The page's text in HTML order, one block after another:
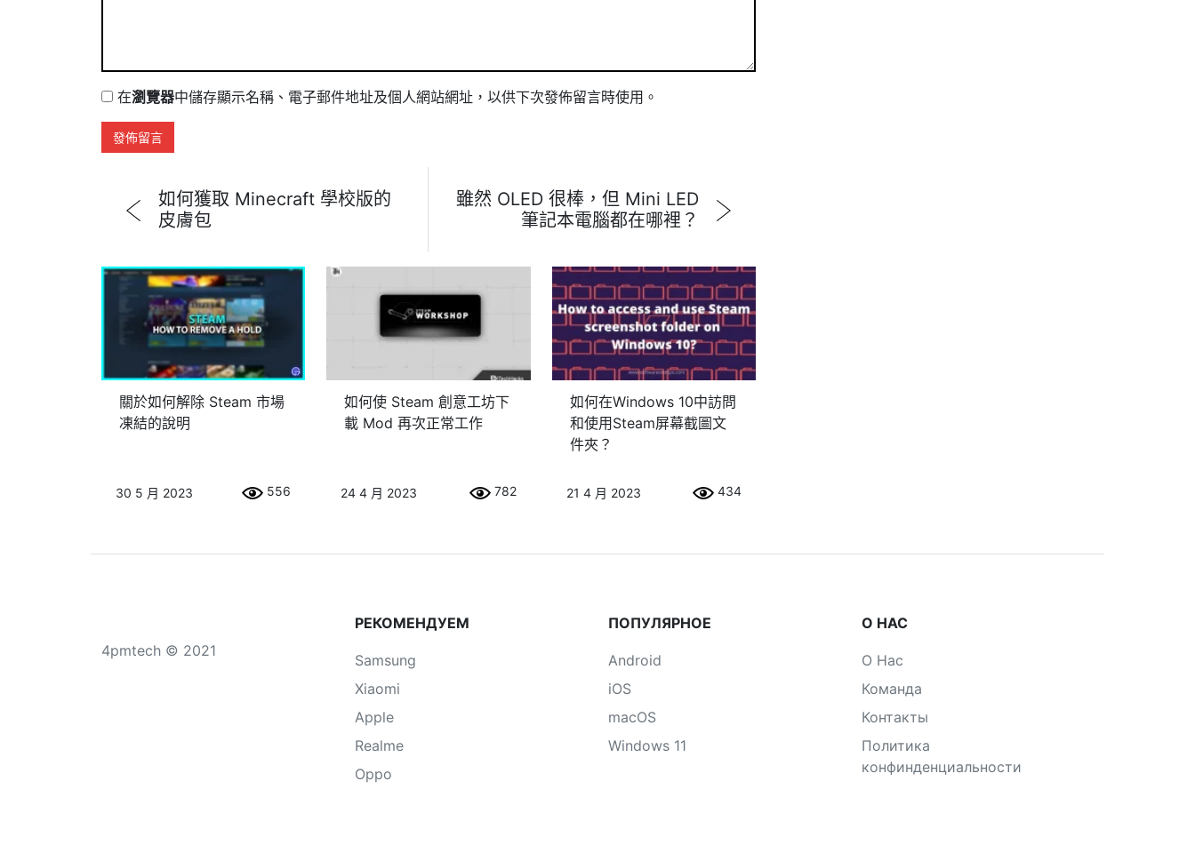
在瀏覽器中儲存顯示名稱、電子郵件地址及個人網站網址，以供下次發佈留言時使用。
如何獲取 Minecraft 學校版的
皮膚包
雖然 OLED 很棒，但 Mini LED
筆記本電腦都在哪裡？
關於如何解除 Steam 市場
凍結的說明
30 5 月 2023 556
如何使 Steam 創意工坊下
載 Mod 再次正常工作
24 4 月 2023 782
如何在Windows 10中訪問
和使用Steam屏幕截圖文
件夾？
21 4 月 2023 434
4pmtech © 2021
РЕКОМЕНДУЕМ
Samsung
Xiaomi
Apple
Realme
Oppo
ПОПУЛЯРНОЕ
Android
iOS
macOS
Windows 11
О НАС
О Нас
Команда
Контакты
Политика
конфинденциальности